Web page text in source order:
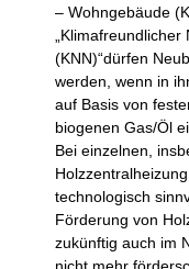
– Wohngebäude
(KNN)“dürfen
werden, wenn in
auf Basis von
biogenen Gas/Öl
Bei einzelnen,
technologisch
Förderung von
zukünftig auch im